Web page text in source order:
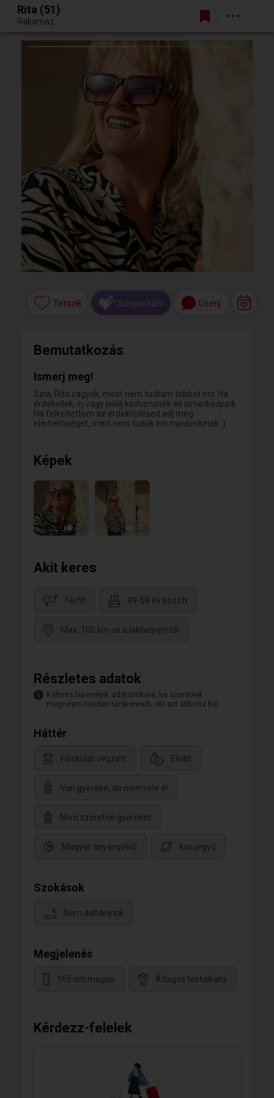
Egy jó randiból bármi lehet.
Belépés
Rita (51)
Rakamaz
Tetszik SzuperSzív Üzenj
Bemutatkozás
Ismerj meg!
Szia, Rita vagyok, most nem tudtam többet írni. Ha
érdekellek, írj vagy jelölj kedvencnek és ismerkedjünk.
Ha felkeltettem az érdeklődésed adj meg
elérhetőséget, mert nem tudok írni mindenkinek :)
Képek
25 20
Akit keres
Férfit 49-59 év között
Max. 100 km-re a lakhelyemtől
Részletes adatok
Kattints bármelyik adatcímkére, ha szeretnél
megnézni minden társkeresőt, aki ezt állította be.
Háttér
Főiskolát végzett Elvált
Van gyereke, de nem vele él
Nem szeretne gyereket
Magyar anyanyelvű Kos jegyű
Szokások
Nem dohányzik
Megjelenés
165 cm magas Átlagos testalkatú
Kérdezz-felelek